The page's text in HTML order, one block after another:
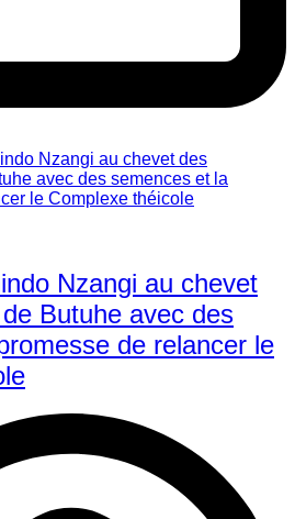
Nzangi au chevet
Butuhe avec des
de relancer le